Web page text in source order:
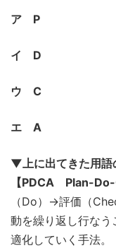
ア P
イ D
ウ C
エ A
▼上に出てきた用語
【PDCA Plan-
（Do）→評価（
動を繰り返し行な
適化していく手法。